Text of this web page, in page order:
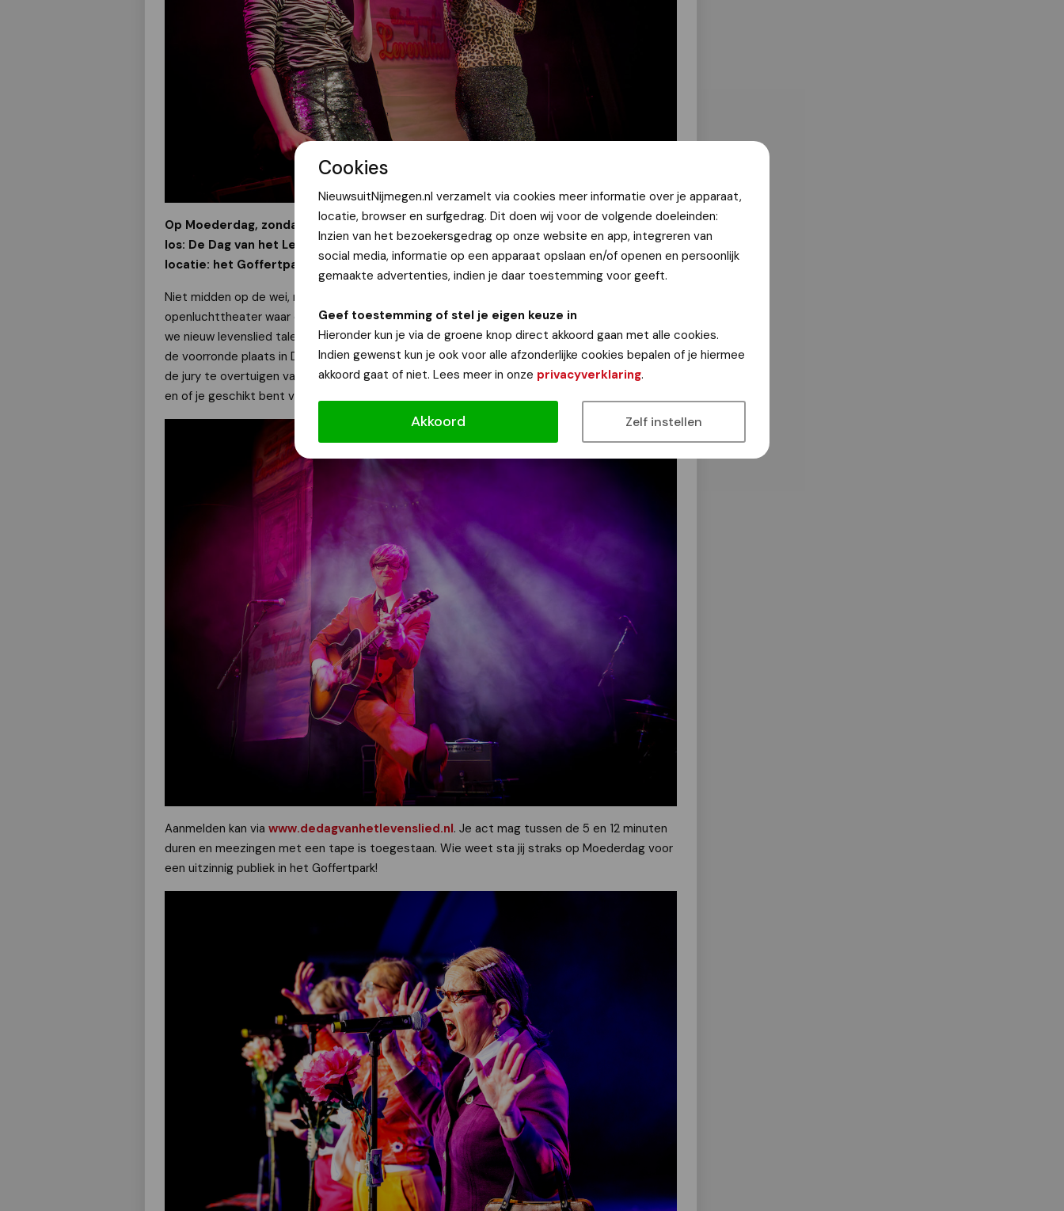
Cookies
NieuwsuitNijmegen.nl verzamelt via cookies meer informatie over je apparaat,
locatie, browser en surfgedrag. Dit doen wij voor de volgende doeleinden:
Inzien van het bezoekersgedrag op onze website en app, integreren van
social media, informatie op een apparaat opslaan en/of openen en persoonlijk
gemaakte advertenties, indien je daar toestemming voor geeft.
Geef toestemming of stel je eigen keuze in
Hieronder kun je via de groene knop direct akkoord gaan met alle cookies.
Indien gewenst kun je ook voor alle afzonderlijke cookies bepalen of je hiermee
akkoord gaat of niet. Lees meer in onze privacyverklaring.
Akkoord Zelf instellen
Op Moederdag, zondag 10 mei 2026, barst het leukste festival van Nijmegen weer
los: De Dag van het Levenslied! Deze keer voor het eerst op de spiksplinternieuwe
locatie: het Goffertpark.
Niet midden op de wei, maar knus aan de rand van het park, bij het sfeervolle
openluchttheater waar ook het Nest festival plaatsvindt. "Maar voordat het zover is, zoeken
we nieuw levenslied talent met lef, humor en een knipoog! Op zaterdag 14 maart 2026 vindt
de voorronde plaats in De Lindenberg – huis voor de kunsten – in Nijmegen. Durf jij het aan om
de jury te overtuigen van jouw meezinggehalte, presentatie (met een knipoog!), muzikaliteit
en of je geschikt bent voor het grote podium? Dan is dit jouw moment!"
Aanmelden kan via www.dedagvanhetlevenslied.nl. Je act mag tussen de 5 en 12 minuten
duren en meezingen met een tape is toegestaan. Wie weet sta jij straks op Moederdag voor
een uitzinnig publiek in het Goffertpark!